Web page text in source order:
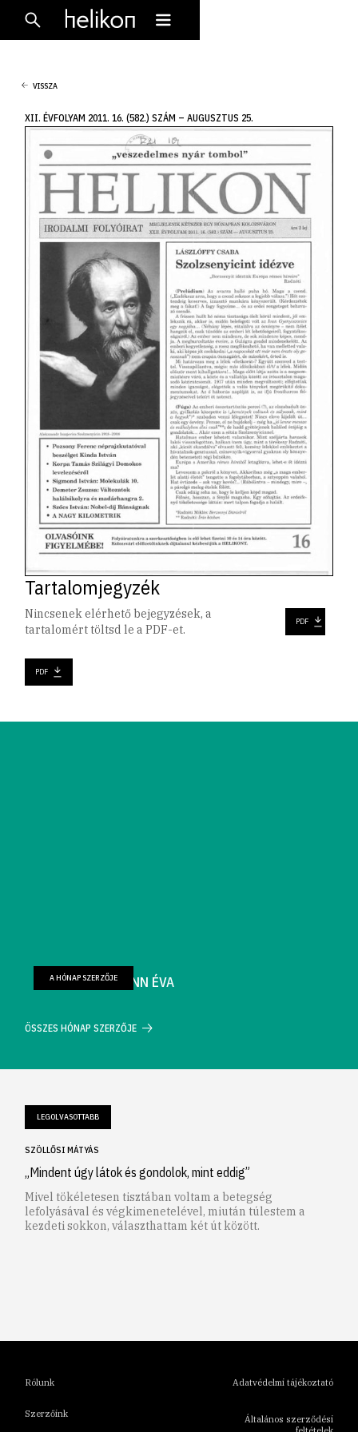
VISSZA
XII. ÉVFOLYAM 2011. 16. (582.) SZÁM – AUGUSZTUS 25.
Tartalomjegyzék
Nincsenek elérhető bejegyzések, a
tartalomért töltsd le a PDF-et.
PDF
PDF
FARKAS WELLMANN ÉVA
A HÓNAP SZERZŐJE
ÖSSZES HÓNAP SZERZŐJE
LEGOLVASOTTABB
SZÖLLŐSI MÁTYÁS
„Mindent úgy látok és gondolok, mint eddig”
Mivel tökéletesen tisztában voltam a betegség
lefolyásával és végkimenetelével, miután túlestem a
kezdeti sokkon, választhattam két út között.
Rólunk
Szerzőink
Adatvédelmi tájékoztató
Általános szerződési